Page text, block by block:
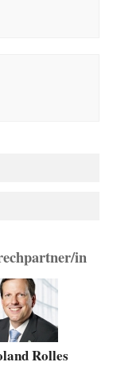
in
Rolles